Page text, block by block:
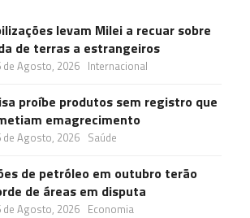
levam Milei a recuar sobre
de terras a estrangeiros
de Agosto, 2026 Internacional
proíbe produtos sem registro que
emagrecimento
de Agosto, 2026 Saúde
de petróleo em outubro terão
de áreas em disputa
de Agosto, 2026 Economia